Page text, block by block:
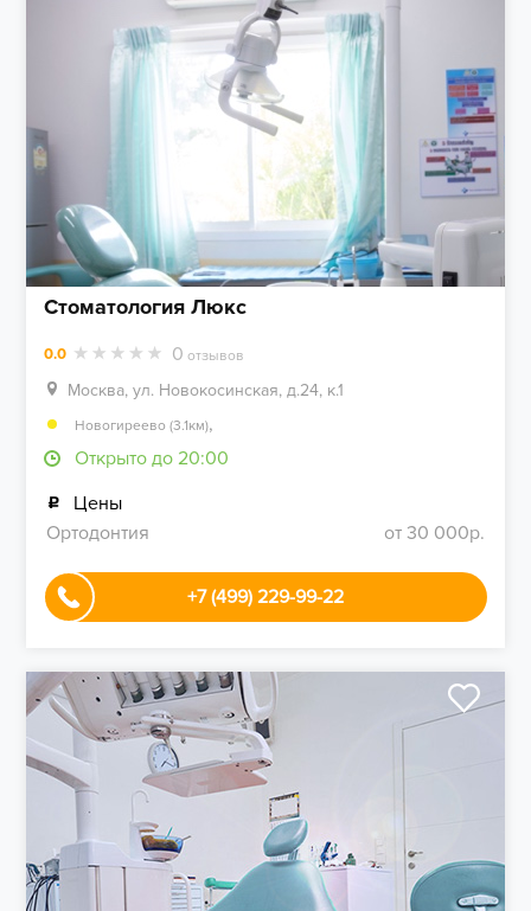
Стоматология Люкс
0.0 0 отзывов
Москва, ул. Новокосинская, д.24, к.1
Новогиреево (3.1км),
Открыто до 20:00
Цены
Ортодонтия
от 30 000р.
+7 (499) 229-99-22